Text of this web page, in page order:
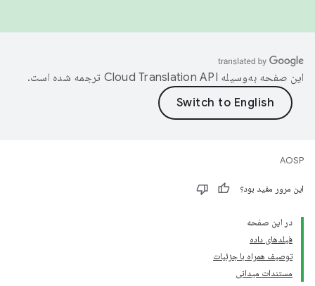
این صفحه به‌وسیله ترجمه شده است.
AOSP
این مرور مفید بود؟
در این صفحه
فیلدهای داده
توصیف همراه با جزئیات
مستندات میدانی